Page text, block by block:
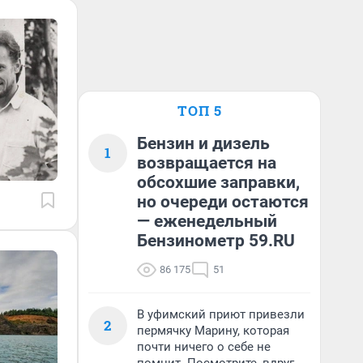
ТОП 5
1
Бензин и дизель
возвращается на
обсохшие заправки,
но очереди остаются
— еженедельный
Бензинометр 59.RU
86 175 51
2
В уфимский приют привезли
пермячку Марину, которая
почти ничего о себе не